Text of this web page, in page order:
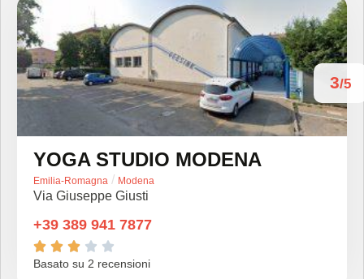
3/5
YOGA STUDIO MODENA
Emilia-Romagna / Modena
Via Giuseppe Giusti
+39 389 941 7877
    
Basato su 2 recensioni